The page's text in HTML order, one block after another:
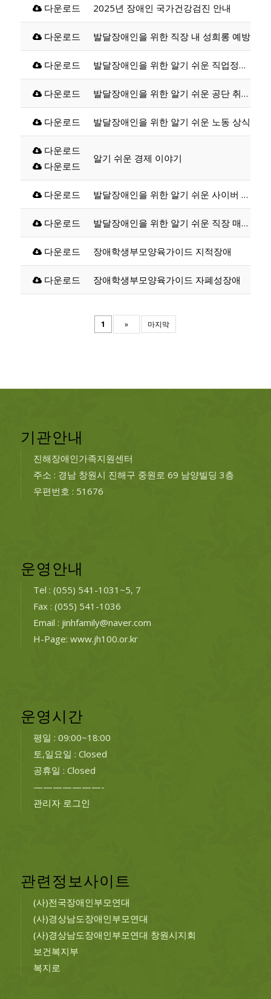
다운로드 2025년 장애인 국가건강검진 안내
다운로드 발달장애인을 위한 직장 내 성희롱 예방
다운로드 발달장애인을 위한 알기 쉬운 직업정보서
다운로드 발달장애인을 위한 알기 쉬운 공단 취업지원서비스 안내서
다운로드 발달장애인을 위한 알기 쉬운 노동 상식
다운로드
다운로드
알기 쉬운 경제 이야기
다운로드 발달장애인을 위한 알기 쉬운 사이버 범죄 예방
다운로드 발달장애인을 위한 알기 쉬운 직장 매너와 고객서비스
다운로드 장애학생부모양육가이드 지적장애
다운로드 장애학생부모양육가이드 자폐성장애
1 » 마지막
기관안내
진해장애인가족지원센터
주소 : 경남 창원시 진해구 중원로 69 남양빌딩 3층
우편번호 : 51676
운영안내
Tel : (055) 541-1031~5, 7
Fax : (055) 541-1036
Email : jinhfamily@naver.com
H-Page: www.jh100.or.kr
운영시간
평일 : 09:00~18:00
토,일요일 : Closed
공휴일 : Closed
———————-
관리자 로그인
관련정보사이트
(사)전국장애인부모연대
(사)경상남도장애인부모연대
(사)경상남도장애인부모연대 창원시지회
보건복지부
복지로